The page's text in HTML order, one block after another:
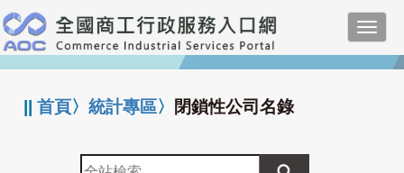
跳
到
主
要
:::
||首頁〉統計專區〉 閉鎖性公司名錄
全